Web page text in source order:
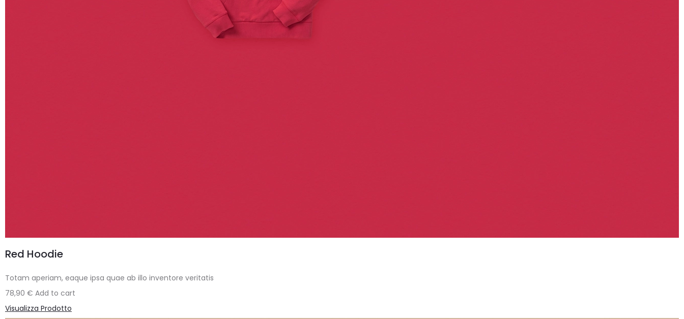
Red Hoodie
Totam aperiam, eaque ipsa quae ab illo inventore veritatis
78,90 € Add to cart
Visualizza Prodotto